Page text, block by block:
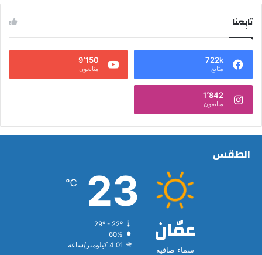
تابِعنا
722k
متابع
9٬150
متابعون
1٬842
متابعون
الطقس
عمّان
سماء صافية
23
℃
29º - 22º
60%
4.01 كيلومتر/ساعة